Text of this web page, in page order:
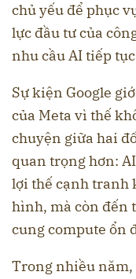
chủ yếu để phục
lực đầu tư của
nhu cầu AI tiếp
Sự kiện Google
của Meta vì thế
chuyện giữa hai
quan trọng hơn:
lợi thế cạnh tranh
hình, mà còn đến
cung compute ổn
Trong nhiều